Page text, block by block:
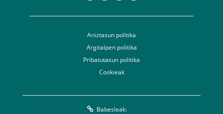
Aniztasun politika
Argitalpen politika
Pribatutasun politika
Cookieak
Babesleak: